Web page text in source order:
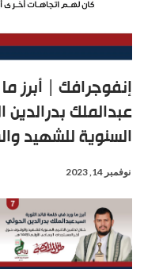
إنفوجرافك | أبرز
عبدالملك
السنوية للشهيد
نوفمبر 14, 2023